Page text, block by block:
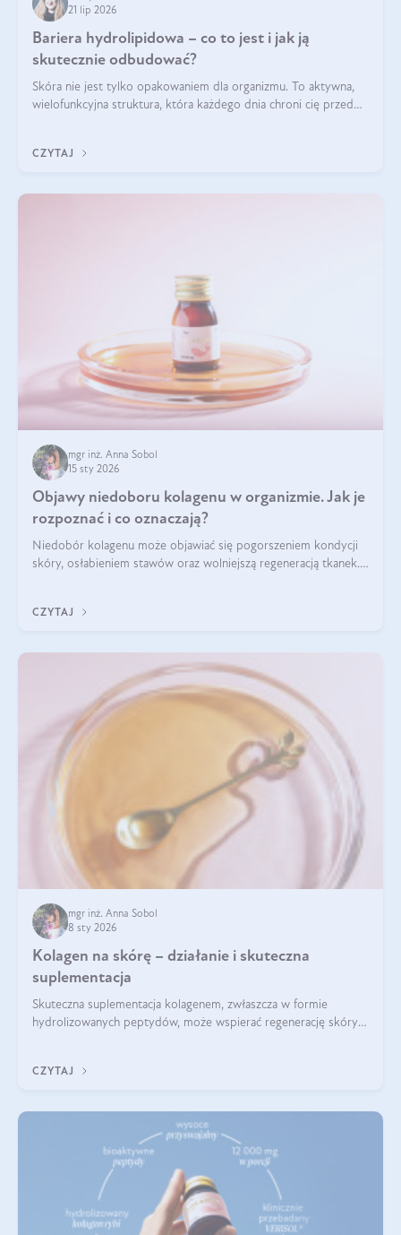
21 lip 2026
Bariera hydrolipidowa – co to jest i jak ją
skutecznie odbudować?
Skóra nie jest tylko opakowaniem dla organizmu. To aktywna,
wielofunkcyjna struktura, która każdego dnia chroni cię przed
bariera hydrolipidowa.
CZYTAJ
mgr inż. Anna Sobol
15 sty 2026
Objawy niedoboru kolagenu w organizmie. Jak je
rozpoznać i co oznaczają?
Niedobór kolagenu może objawiać się pogorszeniem kondycji
skóry, osłabieniem stawów oraz wolniejszą regeneracją tkanek.
osłabienie włosów.
CZYTAJ
mgr inż. Anna Sobol
8 sty 2026
Kolagen na skórę – działanie i skuteczna
suplementacja
Skuteczna suplementacja kolagenem, zwłaszcza w formie
hydrolizowanych peptydów, może wspierać regenerację skóry i
CZYTAJ